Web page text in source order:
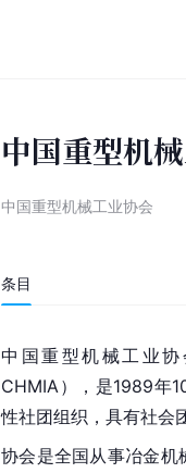
中国重型机
中国重型机械工业协会
条目
中国重型机械工业协
CHMIA），是1989年
性社团组织，具有社会
协会是全国从事冶金机